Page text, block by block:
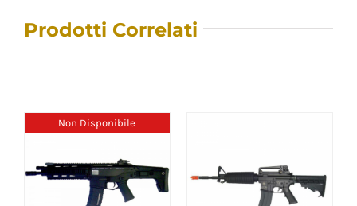
Prodotti Correlati
Non Disponibile